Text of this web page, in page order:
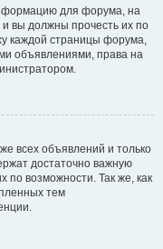
для форума, на
вы должны прочесть их по
каждой страницы форума,
объявлениями, права на
всех объявлений и только
достаточно важную
возможности. Так же, как
тем